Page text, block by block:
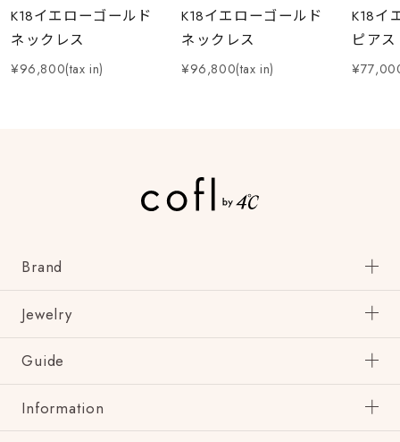
K18イエローゴールド
ネックレス
¥96,800(tax in)
K18イエローゴールド
ネックレス
¥96,800(tax in)
K18イ
ピアス
Brand
Jewelry
Guide
Information